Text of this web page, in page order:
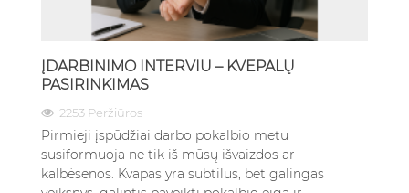
ĮDARBINIMO INTERVIU – KVEPALŲ
PASIRINKIMAS
2253 Peržiūros
Pirmieji įspūdžiai darbo pokalbio metu
susiformuoja ne tik iš mūsų išvaizdos ar
kalbėsenos. Kvapas yra subtilus, bet galingas